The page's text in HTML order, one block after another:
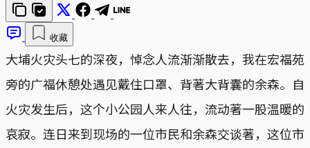
收藏
大埔火灾头七的深夜，悼念人流渐渐散去，我在宏福苑
旁的广福休憩处遇见戴住口罩、背著大背囊的余森。自
火灾发生后，这个小公园人来人往，流动著一股温暖的
哀寂。连日来到现场的一位市民和余森交谈著，这位市